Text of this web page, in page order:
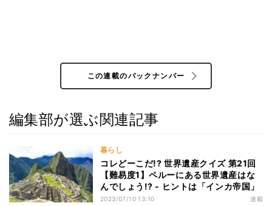
この連載のバックナンバー
編集部が選ぶ関連記事
暮らし
コレどーこだ!? 世界遺産クイズ 第21回
【難易度1】ペルーにある世界遺産はな
んでしょう!? - ヒントは「インカ帝国」
2023/07/10 13:10 連載